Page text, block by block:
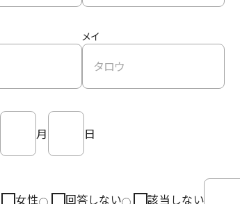
メイ
月 日
女性 回答しない 該当しない